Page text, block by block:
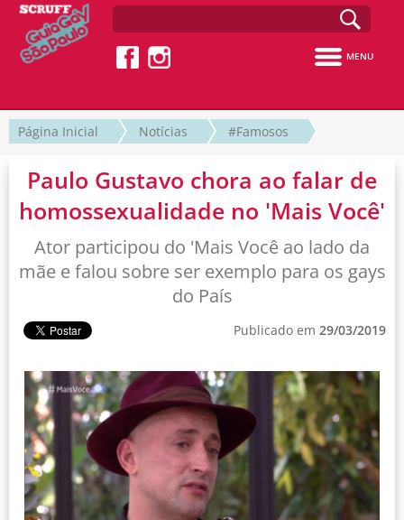
MENU
Página Inicial Notícias #Famosos
Paulo Gustavo chora ao falar de
homossexualidade no 'Mais Você'
Ator participou do 'Mais Você ao lado da
mãe e falou sobre ser exemplo para os gays
do País
Publicado em 29/03/2019